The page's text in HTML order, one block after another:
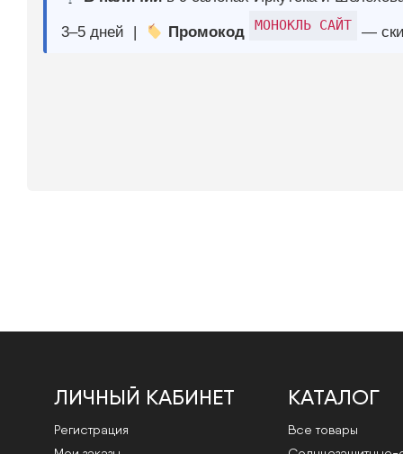
ЛИЧНЫЙ КАБИНЕТ
Регистрация
КАТАЛОГ
Все товары